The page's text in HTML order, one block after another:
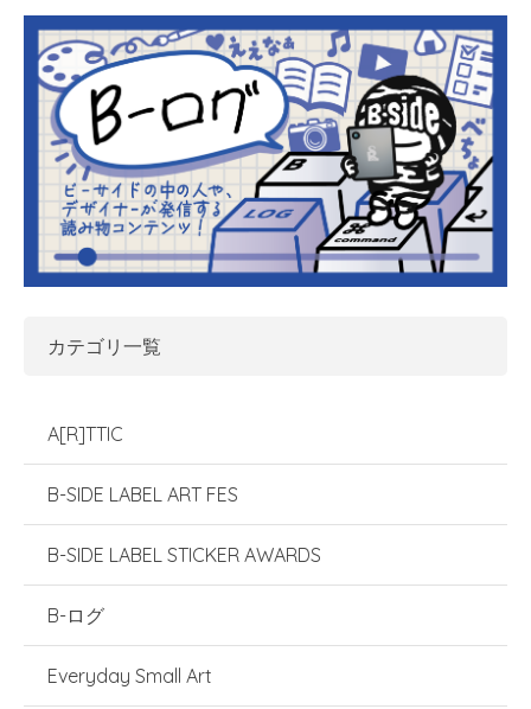
カテゴリ一覧
A[R]TTIC
B-SIDE LABEL ART FES
B-SIDE LABEL STICKER AWARDS
B-ログ
Everyday Small Art